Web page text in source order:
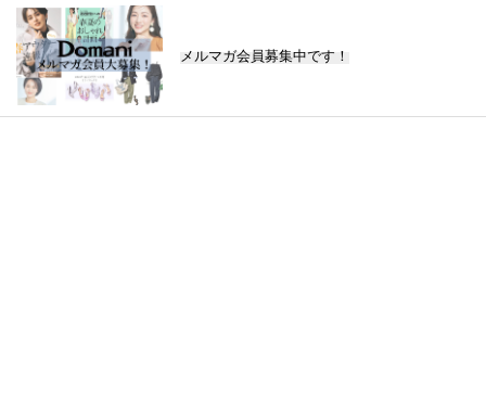
メルマガ会員募集中です！